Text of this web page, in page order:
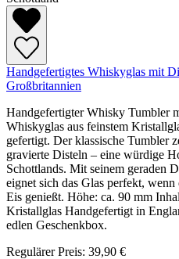
Handgefertigtes Whiskyglas mit
Großbritannien
Handgefertigter Whisky Tumbler
Whiskyglas aus feinstem
gefertigt. Der klassische Tumbler
gravierte Disteln – eine würdige
Schottlands. Mit seinem geraden
eignet sich das Glas perfekt,
Eis genießt. Höhe: ca. 90 mm
Kristallglas Handgefertigt in
edlen Geschenkbox.
Regulärer Preis: 39,90 €